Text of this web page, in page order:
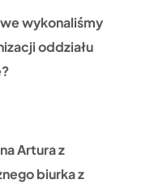
wykonaliśmy
oddziału
Artura z
biurka z